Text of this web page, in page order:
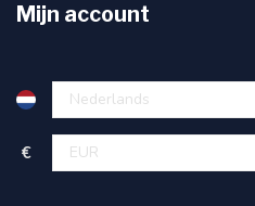
Mijn account
€